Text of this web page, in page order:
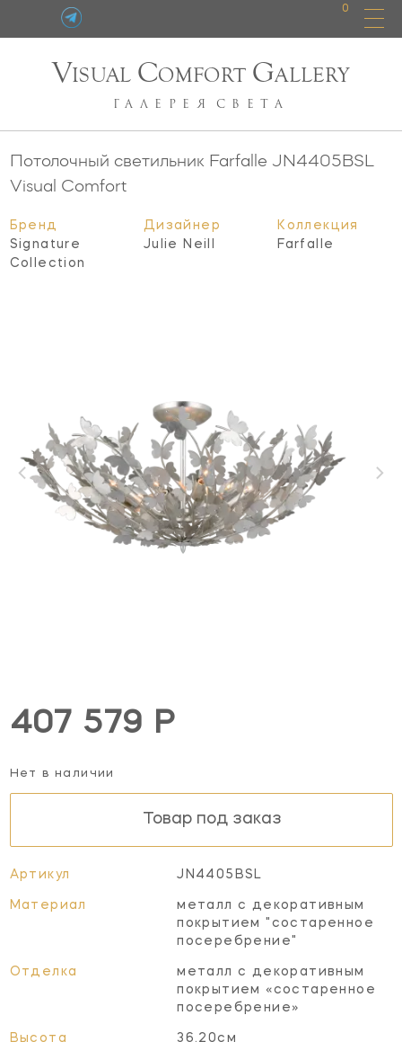
0
VISUAL COMFORT GALLERY
ГАЛЕРЕЯ СВЕТА
Потолочный светильник Farfalle JN4405BSL
Visual Comfort
Бренд
Signature
Collection
Дизайнер
Julie Neill
Коллекция
Farfalle
407 579 Р
Нет в наличии
Товар под заказ
Артикул JN4405BSL
Материал
металл с декоративным
покрытием "состаренное
посеребрение"
Отделка
металл с декоративным
покрытием «состаренное
посеребрение»
Высота 36.20см